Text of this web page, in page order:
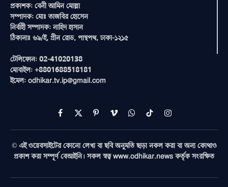
প্রকাশক: বেনী আমিন মোল্লা
সম্পাদক: মোঃ তাজবির হোসেন
নির্বাহী সম্পাদক: নাহিদ হাসান
ঠিকানাঃ ৬৯/ই, গ্রীন রোড, পান্থপথ, ঢাকা-১২১৫
টেলিফোন: 02-41020138
মোবাইল: +8801688518181
ইমেল: odhikar.tv.ip@gmail.com
Facebook
X
(Twitter)
PinterestVimeoWhatsAppTikTokInstagram
© এই ওয়েবসাইটের কোনো লেখা বা ছবি অনুমতি ছাড়া নকল করা বা অন্য কোথাও
প্রকাশ করা সম্পূর্ণ বেআইনি। সকল স্বত্ব www.odhikar.news কর্তৃক সংরক্ষিত